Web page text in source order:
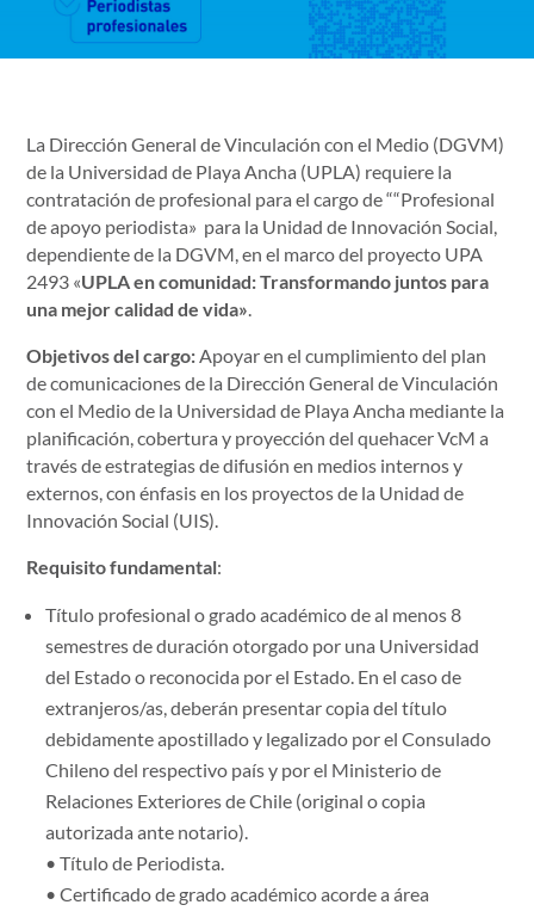
La Dirección General de Vinculación con el Medio (DGVM)
de la Universidad de Playa Ancha (UPLA) requiere la
contratación de profesional para el cargo de ““Profesional
de apoyo periodista» para la Unidad de Innovación Social,
dependiente de la DGVM, en el marco del proyecto UPA
2493 «UPLA en comunidad: Transformando juntos para
una mejor calidad de vida»
Objetivos del cargo: Apoyar en el cumplimiento del plan
de comunicaciones de la Dirección General de Vinculación
con el Medio de la Universidad de Playa Ancha mediante la
planificación, cobertura y proyección del quehacer VcM a
través de estrategias de difusión en medios internos y
externos, con énfasis en los proyectos de la Unidad de
Innovación Social (UIS).
Requisito fundamental:
Título profesional o grado académico de al menos 8
semestres de duración otorgado por una Universidad
del Estado o reconocida por el Estado. En el caso de
extranjeros/as, deberán presentar copia del título
debidamente apostillado y legalizado por el Consulado
Chileno del respectivo país y por el Ministerio de
Relaciones Exteriores de Chile (original o copia
autorizada ante notario).
• Título de Periodista.
• Certificado de grado académico acorde a área